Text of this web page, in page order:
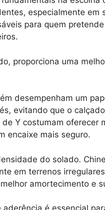
especialmente em
para quem
proporciona uma
desempenham um
evitando que o
Y costumam oferecer
encaixe mais seguro.
do solado.
em terrenos
amortecimento e